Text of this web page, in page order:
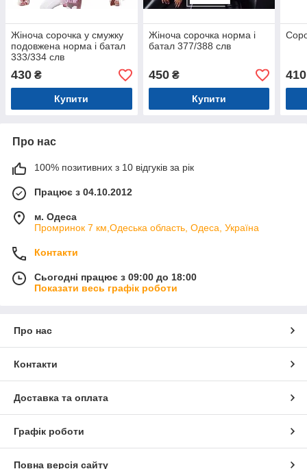
Жіноча сорочка у смужку
подовжена норма і батал
333/334 слв
430 ₴
Купити
Жіноча сорочка норма і
батал 377/388 слв
450₴
Купити
410
Про нас
100% позитивних з 10 відгуків за рік
Працює з 04.10.2012
м. Одеса
Промринок 7 км,Одеська область, Одеса, Україна
Контакти
Сьогодні працює з 09:00 до 18:00
Показати весь графік роботи
Про нас
Контакти
Доставка та оплата
Графік роботи
Повна версія сайту